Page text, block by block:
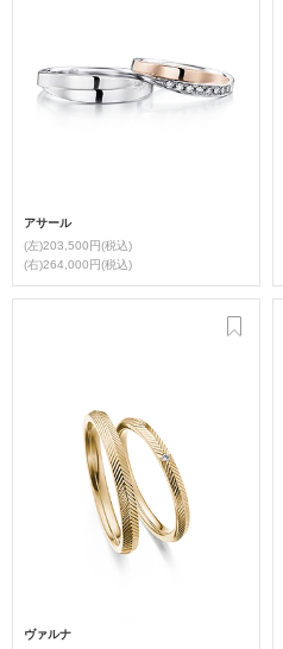
アサール
(左)203,500円(税込)
(右)264,000円(税込)
ヴァルナ